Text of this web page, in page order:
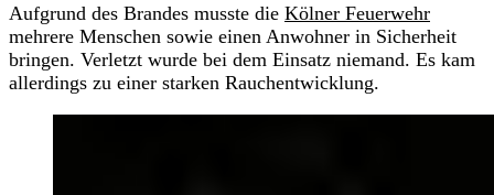
Aufgrund des Brandes musste die Kölner Feuerwehr
mehrere Menschen sowie einen Anwohner in Sicherheit
bringen. Verletzt wurde bei dem Einsatz niemand. Es kam
allerdings zu einer starken Rauchentwicklung.